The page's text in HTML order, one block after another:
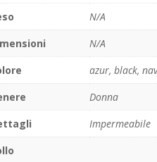
N/A
N/A
azur, black,
Donna
Impermeabile